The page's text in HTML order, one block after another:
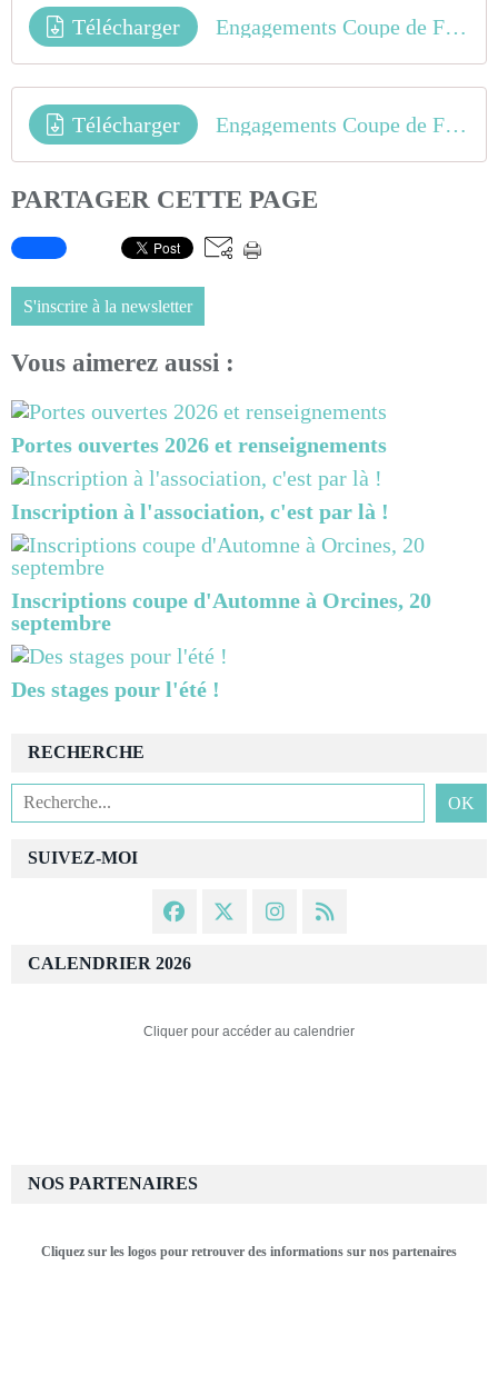
Télécharger Engagements Coupe de France BMX 2019 - St Quentin en Yvelines (IDFR) - 7ème manche
Télécharger Engagements Coupe de France BMX 2019 - St Quentin en Yvelines (IDFR) - 8ème manche
PARTAGER CETTE PAGE
S'inscrire à la newsletter
Vous aimerez aussi :
Portes ouvertes 2026 et renseignements
Inscription à l'association, c'est par là !
Inscriptions coupe d'Automne à Orcines, 20
septembre
Des stages pour l'été !
SUIVEZ-MOI
RECHERCHE
CALENDRIER 2026
Cliquer pour accéder au calendrier
NOS PARTENAIRES
Cliquez sur les logos pour retrouver des informations sur nos partenaires